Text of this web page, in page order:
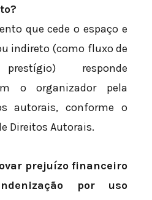
que cede o espaço e
indireto (como fluxo de
responde
o organizador pela
autorais, conforme o
Direitos Autorais.
prejuízo financeiro
por uso